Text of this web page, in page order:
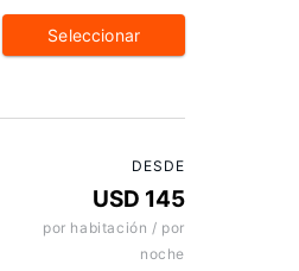
Seleccionar
DESDE
USD 145
por habitación / por
noche